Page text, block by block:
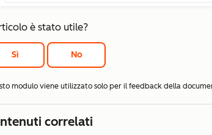
è stato utile?
Sì No
modulo viene utilizzato solo per il feedback della
correlati